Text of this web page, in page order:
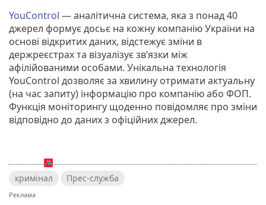
YouControl — аналітична система, яка з понад 40
джерел формує досьє на кожну компанію України на
основі відкритих даних, відстежує зміни в
держреєстрах та візуалізує зв’язки між
афілійованими особами. Унікальна технологія
YouControl дозволяє за хвилину отримати актуальну
(на час запиту) інформацію про компанію або ФОП.
Функція моніторингу щоденно повідомляє про зміни
відповідно до даних з офіційних джерел.
кримінал Прес-служба